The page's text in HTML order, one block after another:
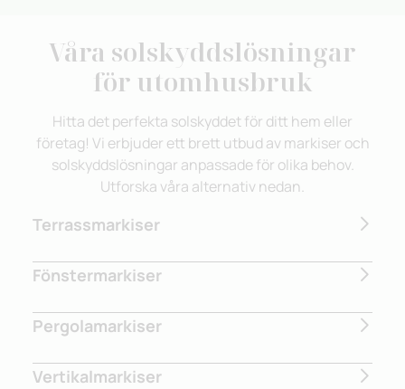
Våra solskyddslösningar
för utomhusbruk
Hitta det perfekta solskyddet för ditt hem eller
företag! Vi erbjuder ett brett utbud av markiser och
solskyddslösningar anpassade för olika behov.
Utforska våra alternativ nedan.
Terrassmarkiser
Fönstermarkiser
Pergolamarkiser
Vertikalmarkiser